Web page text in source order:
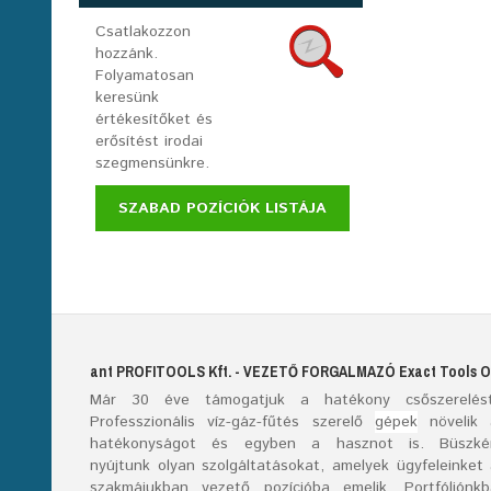
Csatlakozzon
hozzánk.
Folyamatosan
keresünk
értékesítőket és
erősítést irodai
szegmensünkre.
SZABAD POZÍCIÓK LISTÁJA
ant PROFITOOLS Kft. - VEZETŐ FORGALMAZÓ Exact Tools O
Már 30éve támogatjuk a hatékony
Professzionális víz-gáz-fűtés szerelő gépeknövelik
hatékonyságot és egyben a hasznot is.
nyújtunk olyan szolgáltatásokat, amelyek ügyfeleinket